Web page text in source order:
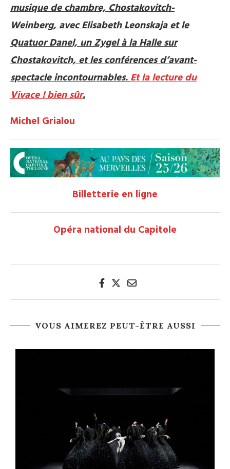
musique de chambre, Chostakovitch-
Weinberg, avec Elisabeth Leonskaja et le
Quatuor Danel, un Zygel à la Halle sur
Chostakovitch, et les conférences d’avant-
spectacle incontournables.Et la lecture du
Vivace ! bien sûr.
Michel Grialou
Billetterie en ligne
Opéra national du Capitole
VOUS AIMEREZ PEUT-ÊTRE AUSSI